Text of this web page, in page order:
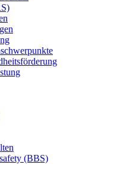
(BBS)